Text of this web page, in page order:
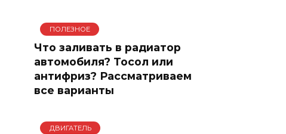
ПОЛЕЗНОЕ
Что заливать в радиатор
автомобиля? Тосол или
антифриз? Рассматриваем
все варианты
ДВИГАТЕЛЬ